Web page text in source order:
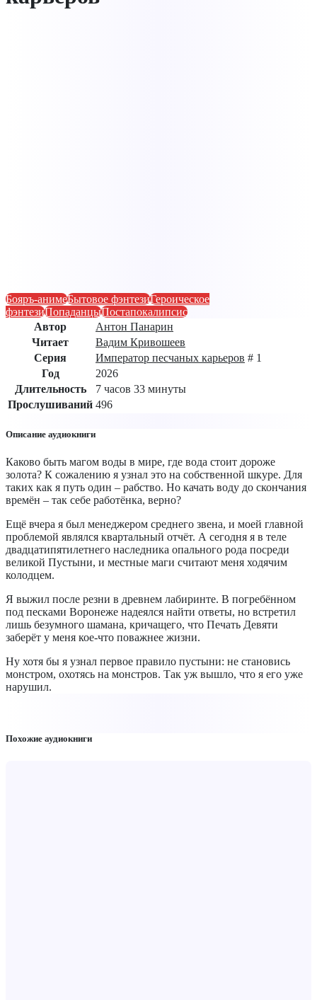
Бояръ-анимеБытовое фэнтезиГероическое
фэнтезиПопаданцыПостапокалипсис
Автор
Антон Панарин
Читает
Вадим Кривошеев
Серия
Император песчаных карьеров # 1
Год
2026
Длительность
7 часов 33 минуты
Прослушиваний 496
Описание аудиокниги
Каково быть магом воды в мире, где вода стоит дороже
золота? К сожалению я узнал это на собственной шкуре. Для
таких как я путь один – рабство. Но качать воду до скончания
времён – так себе работёнка, верно?
Ещё вчера я был менеджером среднего звена, и моей главной
проблемой являлся квартальный отчёт. А сегодня я в теле
двадцатипятилетнего наследника опального рода посреди
великой Пустыни, и местные маги считают меня ходячим
колодцем.
Я выжил после резни в древнем лабиринте. В погребённом
под песками Воронеже надеялся найти ответы, но встретил
лишь безумного шамана, кричащего, что Печать Девяти
заберёт у меня кое-что поважнее жизни.
Ну хотя бы я узнал первое правило пустыни: не становись
монстром, охотясь на монстров. Так уж вышло, что я его уже
нарушил.
Похожие аудиокниги